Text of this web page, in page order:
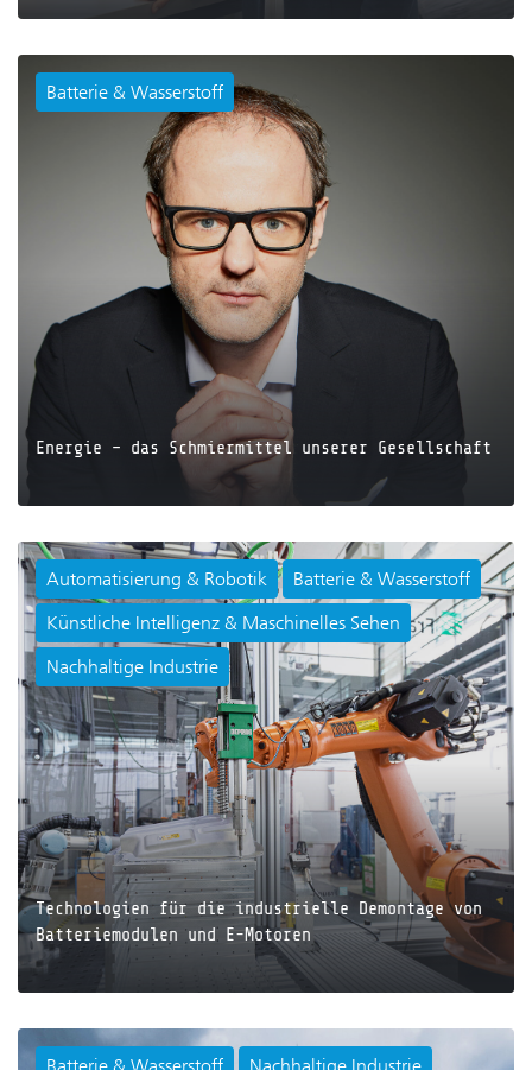
Start-ups
JETZT LESEN
Batterie & Wasserstoff
Energie – das Schmiermittel unserer Gesellschaft
Automatisierung & Robotik
Batterie & Wasserstoff
Künstliche Intelligenz & Maschinelles Sehen
Nachhaltige Industrie
Technologien für die industrielle Demontage von
Batteriemodulen und E-Motoren